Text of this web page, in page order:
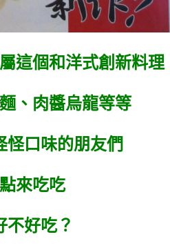
這個和洋式創新料理
、肉醬烏龍等等
怪口味的朋友們
來吃吃
不好吃？